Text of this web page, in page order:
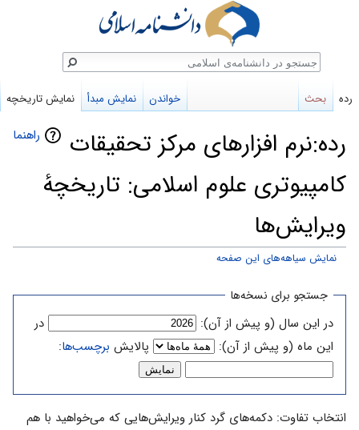
راهنما
رده:نرم افزارهای مرکز تحقیقات
کامپیوتری علوم اسلامی: تاریخچهٔ
ویرایش‌ها
نمایش سیاهه‌های این صفحه
ناوبری
جستجو
جستجو برای نسخه‌ها
در این سال (و پیش از آن):
در
این ماه (و پیش از آن):
پالایش برچسب‌ها:
انتخاب تفاوت: دکمه‌های گرد کنار ویرایش‌هایی که می‌خواهید با هم
رده بحث خواندن نمایش مبدأ نمایش تاریخچه
جستجو